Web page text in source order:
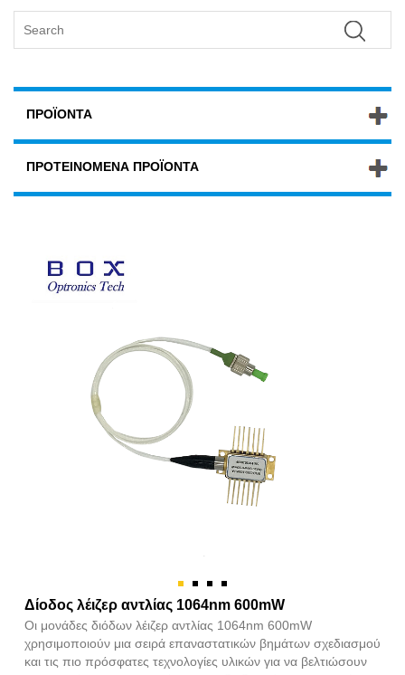
ΠΡΟΪΌΝΤΑ
ΠΡΟΤΕΙΝΌΜΕΝΑ ΠΡΟΪΌΝΤΑ
Δίοδος λέιζερ αντλίας 1064nm 600mW
Οι μονάδες διόδων λέιζερ αντλίας 1064nm 600mW
χρησιμοποιούν μια σειρά επαναστατικών βημάτων σχεδιασμού
και τις πιο πρόσφατες τεχνολογίες υλικών για να βελτιώσουν